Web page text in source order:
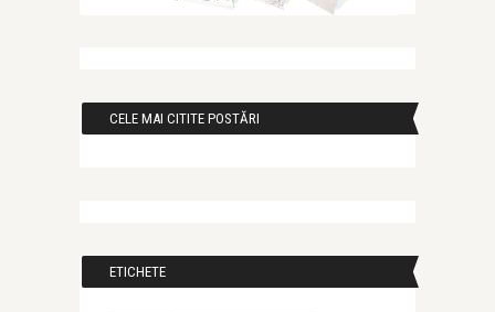
CELE MAI CITITE POSTĂRI
ETICHETE